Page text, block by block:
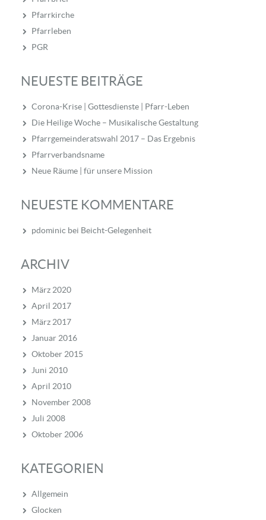
Pfarrkirche
Pfarrleben
PGR
NEUESTE BEITRÄGE
Corona-Krise | Gottesdienste | Pfarr-Leben
Die Heilige Woche – Musikalische Gestaltung
Pfarrgemeinderatswahl 2017 – Das Ergebnis
Pfarrverbandsname
Neue Räume | für unsere Mission
NEUESTE KOMMENTARE
pdominic bei Beicht-Gelegenheit
ARCHIV
März 2020
April 2017
März 2017
Januar 2016
Oktober 2015
Juni 2010
April 2010
November 2008
Juli 2008
Oktober 2006
KATEGORIEN
Allgemein
Glocken